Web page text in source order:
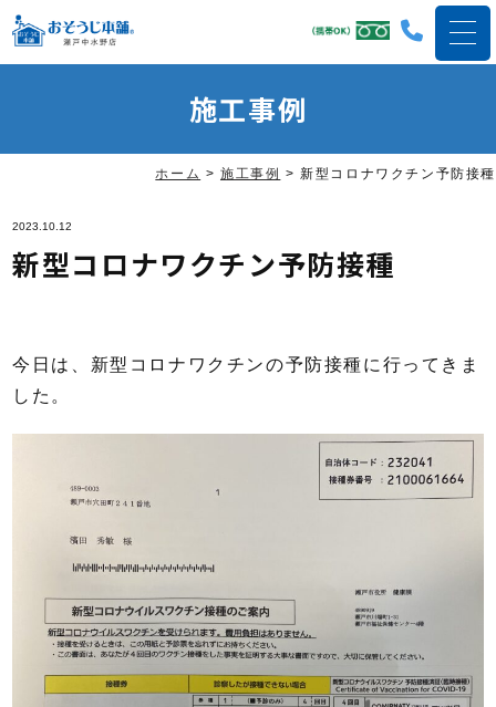
施工事例
ホーム > 施工事例 >新型コロナワクチン予防接種
2023.10.12
新型コロナワクチン予防接種
今日は、新型コロナワクチンの予防接種に行ってきま
した。